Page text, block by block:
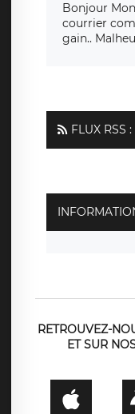
Bonjour
courrier
gain..
FLUX RSS
RETROUVEZ-
ET SUR